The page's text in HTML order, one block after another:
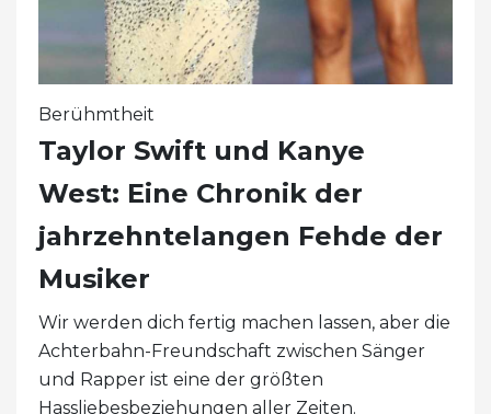
Berühmtheit
Taylor Swift und Kanye
West: Eine Chronik der
jahrzehntelangen Fehde der
Musiker
Wir werden dich fertig machen lassen, aber die
Achterbahn-Freundschaft zwischen Sänger
und Rapper ist eine der größten
Hassliebesbeziehungen aller Zeiten.